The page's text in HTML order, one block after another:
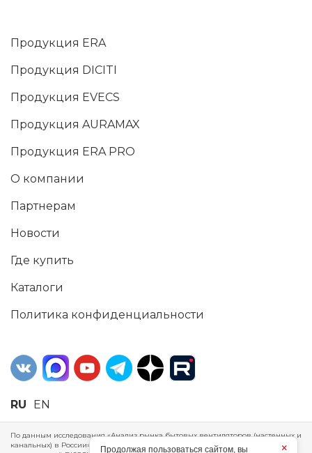
Продукция ERA
Продукция DICITI
Продукция EVECS
Продукция AURAMAX
Продукция ERA PRO
О компании
Партнерам
Новости
Где купить
Каталоги
Политика конфиденциальности
RU EN
По данным исследования «Анализ рынка бытовых вентиляторов (настенных и
канальных) в России», проведенного Агентством маркетинговых
×
Продолжая пользоваться сайтом, вы